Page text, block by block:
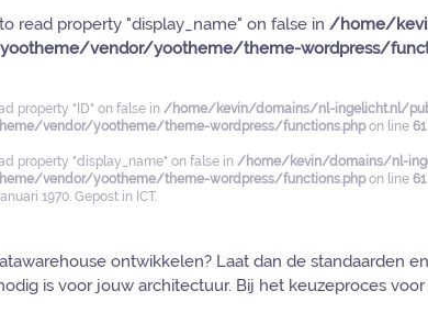
read property "display_name" on false in /home/
vendor/yootheme/theme-wordpress/
property "ID" on false in /home/kevin/domains/nl-ingelicht.nl/
vendor/yootheme/theme-wordpress/functions.phpon line 61
property "display_name" on false in /home/kevin/domains/nl-
vendor/yootheme/theme-wordpress/functions.phpon line 61
1970. Gepost in ICT.
ontwikkelen? Laat dan de standaarden
is voor jouw architectuur. Bij het keuzeproces